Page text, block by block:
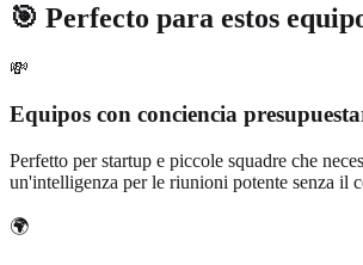
🎯 Perfecto para estos
💸
Equipos con conciencia
Perfetto per startup e piccole squadre che
un'intelligenza per le riunioni potente senza il
🌍